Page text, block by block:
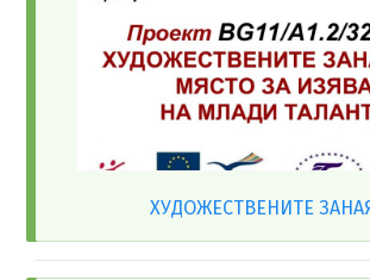
ХУДОЖЕСТВЕНИТЕ